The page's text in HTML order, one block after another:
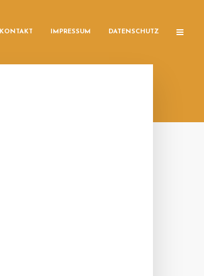
KONTAKT IMPRESSUM DATENSCHUTZ